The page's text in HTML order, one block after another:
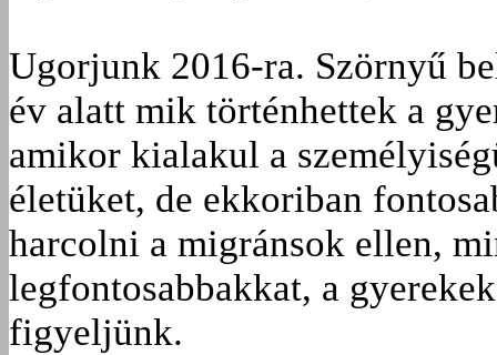
Ugorjunk 2016-ra. Szörnyű
év alatt mik történhettek a
amikor kialakul a
éle­tüket, de ekkoriban
harcolni a migránsok ellen,
legfontosabbakkat, a
figyeljünk.